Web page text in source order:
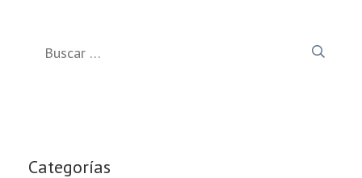
Categorías